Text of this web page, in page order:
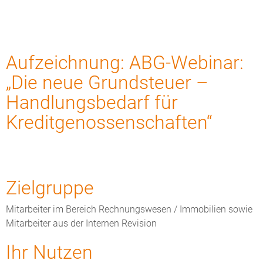
Zielgruppe
Mitarbeiter im Bereich Rechnungswesen / Immobilien sowie
Mitarbeiter aus der Internen Revision
Ihr Nutzen
Aufzeichnung: ABG-Webinar:
„Die neue Grundsteuer –
Handlungsbedarf für
Kreditgenossenschaften“